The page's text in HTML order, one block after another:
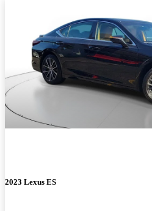
2023 Lexus ES